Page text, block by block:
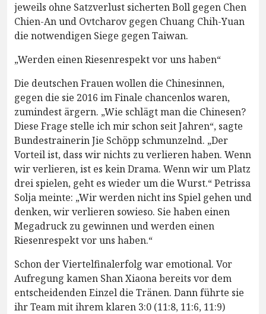
jeweils ohne Satzverlust sicherten Boll gegen Chen
Chien-An und Ovtcharov gegen Chuang Chih-Yuan
die notwendigen Siege gegen Taiwan.
„Werden einen Riesenrespekt vor uns haben“
Die deutschen Frauen wollen die Chinesinnen,
gegen die sie 2016 im Finale chancenlos waren,
zumindest ärgern. „Wie schlägt man die Chinesen?
Diese Frage stelle ich mir schon seit Jahren“, sagte
Bundestrainerin Jie Schöpp schmunzelnd. „Der
Vorteil ist, dass wir nichts zu verlieren haben. Wenn
wir verlieren, ist es kein Drama. Wenn wir um Platz
drei spielen, geht es wieder um die Wurst.“ Petrissa
Solja meinte: „Wir werden nicht ins Spiel gehen und
denken, wir verlieren sowieso. Sie haben einen
Megadruck zu gewinnen und werden einen
Riesenrespekt vor uns haben.“
Schon der Viertelfinalerfolg war emotional. Vor
Aufregung kamen Shan Xiaona bereits vor dem
entscheidenden Einzel die Tränen. Dann führte sie
ihr Team mit ihrem klaren 3:0 (11:8, 11:6, 11:9)